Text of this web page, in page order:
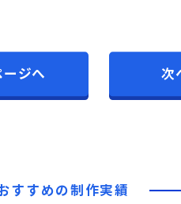
ジへ 次
すすめの制作実績